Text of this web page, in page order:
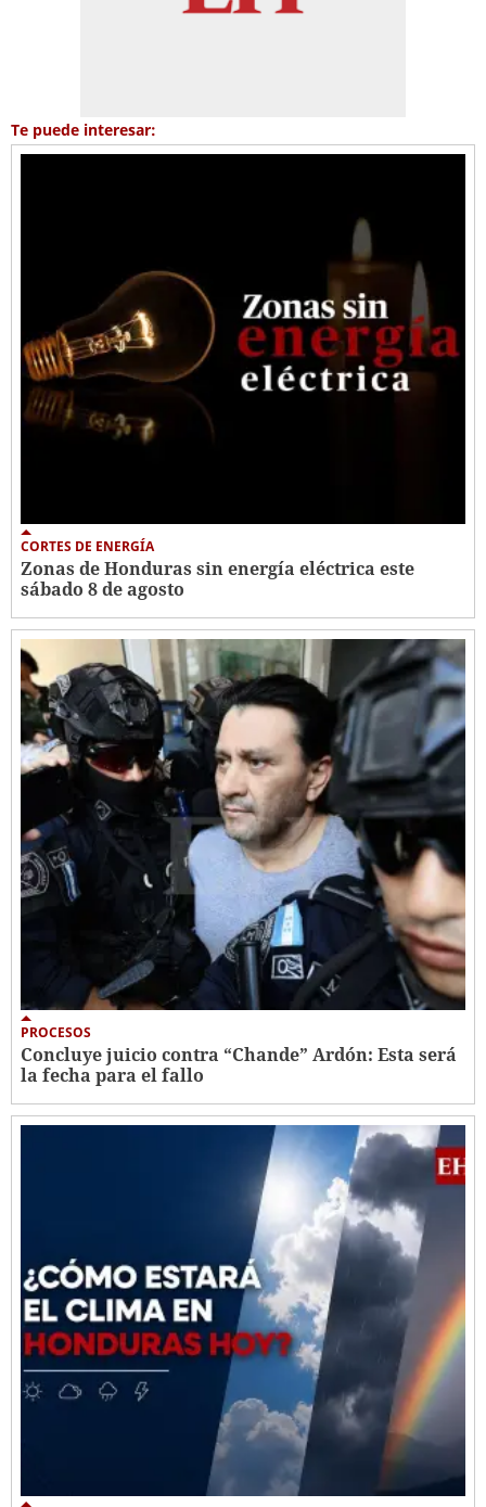
Te puede interesar:
CORTES DE ENERGÍA
Zonas de Honduras sin energía eléctrica este
sábado 8 de agosto
PROCESOS
Concluye juicio contra “Chande” Ardón: Esta será
la fecha para el fallo